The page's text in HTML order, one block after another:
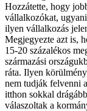
Hozzátette, hogy
vállalkozókat,
ilyen vállalkozás
Megjegyezte azt is,
15-20 százalékos
származási
ráta. Ilyen
nem tudják felvenni
itthon sokkal
válaszoltak a